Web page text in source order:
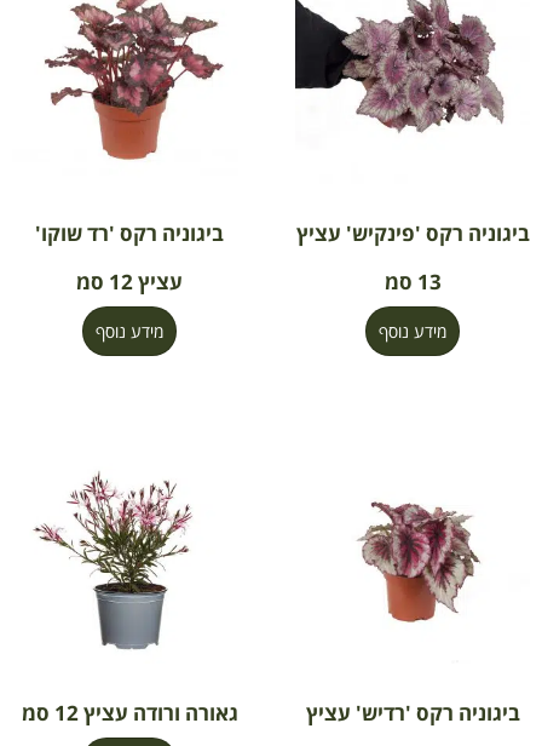
ביגוניה רקס 'פינקיש' עציץ
13 סמ
מידע נוסף
ביגוניה רקס 'רד שוקו'
עציץ 12 סמ
מידע נוסף
ביגוניה רקס 'רדיש' עציץ
גאורה ורודה עציץ 12 סמ